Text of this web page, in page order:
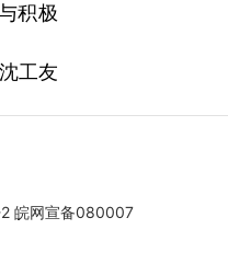
积极
工友
皖网宣备080007